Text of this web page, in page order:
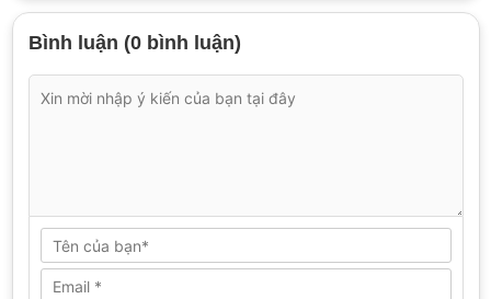
Bình luận (0 bình luận)